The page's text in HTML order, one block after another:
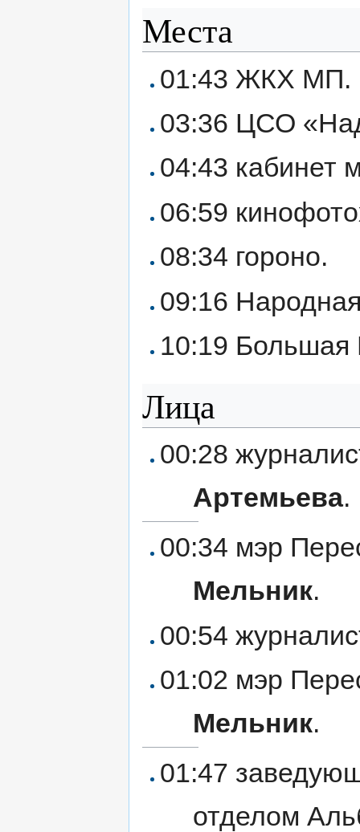
Места
01:43 ЖКХ МП.
03:36 ЦСО
04:43 кабинет
06:59
08:34 гороно.
09:16
10:19 Большая
Лица
00:28
Артемьева.
00:34 мэр
Мельник.
00:54
01:02 мэр
Мельник.
01:47
отделом